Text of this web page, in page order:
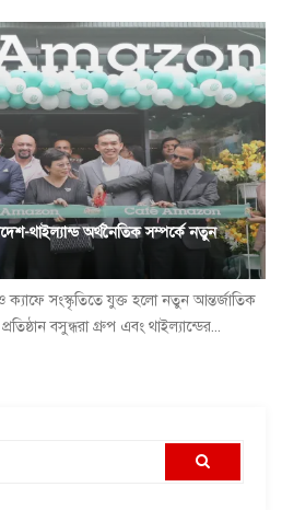
থাইল্যান্ড অর্থনৈতিক সম্পর্কে নতুন
ক্যাফে সংস্কৃতিতে যুক্ত হলো নতুন আন্তর্জাতিক
বসুন্ধরা গ্রুপ এবং থাইল্যান্ডের...